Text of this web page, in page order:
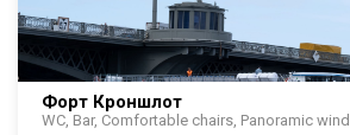
Форт Кроншлот
WC, Bar, Comfortable chairs, Panoramic